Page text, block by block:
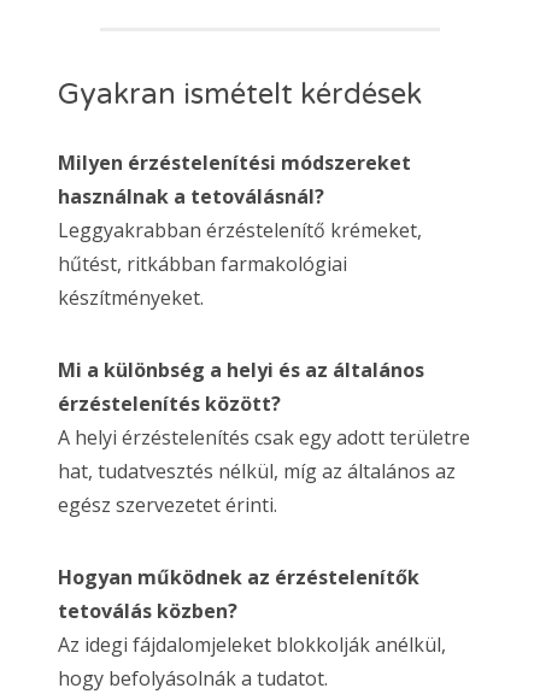
Gyakran ismételt kérdések
Milyen érzéstelenítési módszereket
használnak a tetoválásnál?
Leggyakrabban érzéstelenítő krémeket,
hűtést, ritkábban farmakológiai
készítményeket.
Mi a különbség a helyi és az általános
érzéstelenítés között?
A helyi érzéstelenítés csak egy adott területre
hat, tudatvesztés nélkül, míg az általános az
egész szervezetet érinti.
Hogyan működnek az érzéstelenítők
tetoválás közben?
Az idegi fájdalomjeleket blokkolják anélkül,
hogy befolyásolnák a tudatot.